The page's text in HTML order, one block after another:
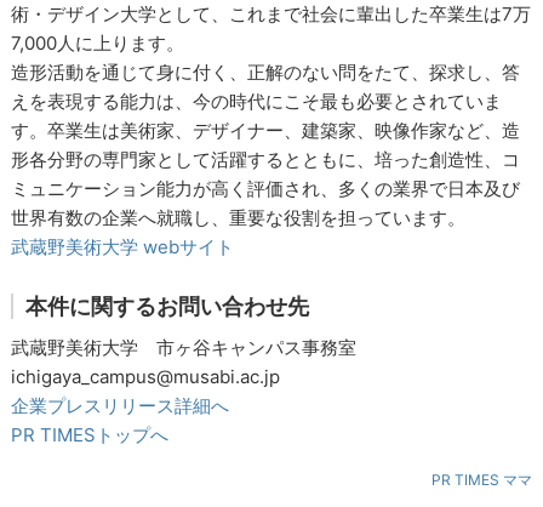
術・デザイン大学として、これまで社会に輩出した卒業生は7万
7,000人に上ります。
造形活動を通じて身に付く、正解のない問をたて、探求し、答
えを表現する能力は、今の時代にこそ最も必要とされていま
す。卒業生は美術家、デザイナー、建築家、映像作家など、造
形各分野の専門家として活躍するとともに、培った創造性、コ
ミュニケーション能力が高く評価され、多くの業界で日本及び
世界有数の企業へ就職し、重要な役割を担っています。
武蔵野美術大学 webサイト
本件に関するお問い合わせ先
武蔵野美術大学 市ヶ谷キャンパス事務室
ichigaya_campus@musabi.ac.jp
企業プレスリリース詳細へ
PR TIMESトップへ
PR TIMES ママ